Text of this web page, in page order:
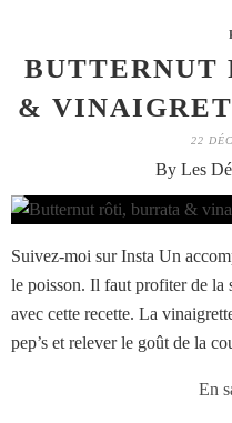
BUTTERNUT
&
22
By Les
Suivez-moi sur Insta Un
le poisson. Il faut profiter de la
avec cette recette. La
pep’s et relever le goût de la
En